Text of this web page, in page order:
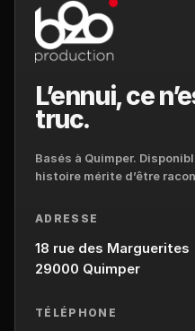
L’ennui, ce
truc.
Basés à Quimper.
histoire mérite d’être
ADRESSE
18 rue des Marguerites
29000 Quimper
TÉLÉPHONE